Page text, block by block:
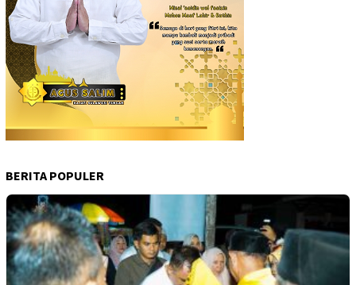
BERITA POPULER